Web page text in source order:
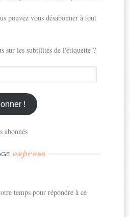
pouvez vous désabonner à tout
sur les subtilités de l'étiquette ?
!
abonnés
express
temps pour répondre à ce